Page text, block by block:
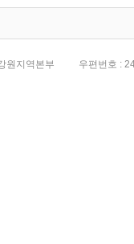
원지역본부 우편번호 :